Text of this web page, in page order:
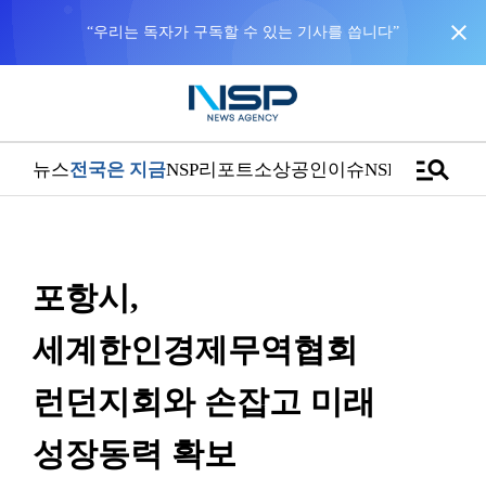
close
뉴스전국은 지금NSP리포트소상공인이슈NSPTVmanage_search
포항시,
세계한인경제무역협회
런던지회와 손잡고 미래
성장동력 확보